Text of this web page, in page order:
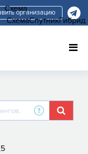
организацию
Схема
СхемаСпутникГибрид